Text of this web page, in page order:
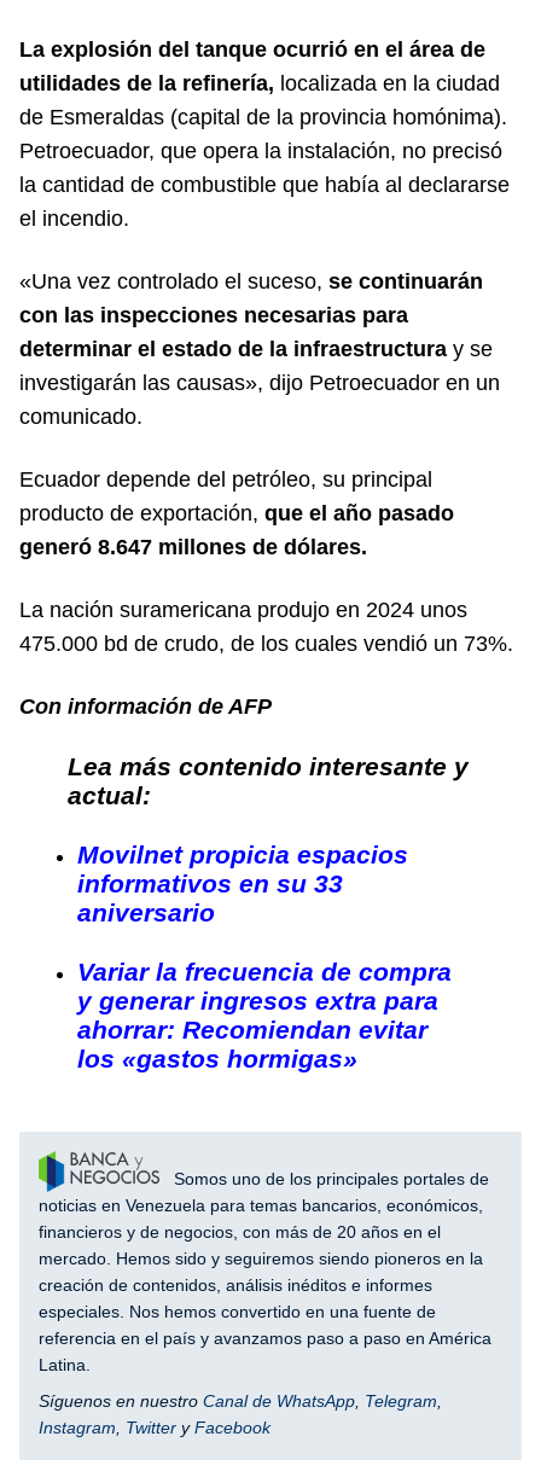
La explosión del tanque ocurrió en el área de
utilidades de la refinería, localizada en la ciudad
de Esmeraldas (capital de la provincia homónima).
Petroecuador, que opera la instalación, no precisó
la cantidad de combustible que había al declararse
el incendio.
«Una vez controlado el suceso, se continuarán
con las inspecciones necesarias para
determinar el estado de la infraestructura y se
investigarán las causas», dijo Petroecuador en un
comunicado.
Ecuador depende del petróleo, su principal
producto de exportación, que el año pasado
generó 8.647 millones de dólares.
La nación suramericana produjo en 2024 unos
475.000 bd de crudo, de los cuales vendió un 73%.
Con información de AFP
Lea más contenido interesante y
actual:
Movilnet propicia espacios
informativos en su 33
aniversario
Variar la frecuencia de compra
y generar ingresos extra para
ahorrar: Recomiendan evitar
los «gastos hormigas»
Somos uno de los principales portales de
noticias en Venezuela para temas bancarios, económicos,
financieros y de negocios, con más de 20 años en el
mercado. Hemos sido y seguiremos siendo pioneros en la
creación de contenidos, análisis inéditos e informes
especiales. Nos hemos convertido en una fuente de
referencia en el país y avanzamos paso a paso en América
Latina.
Síguenos en nuestro Canal de WhatsApp Telegram
Instagram
Twitter yFacebook